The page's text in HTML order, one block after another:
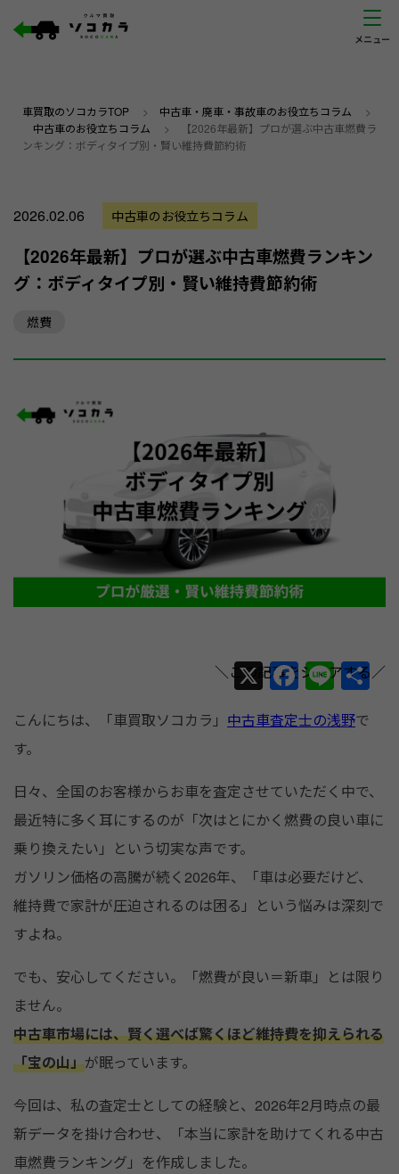
車買取のソコカラTOP > 中古車・廃車・事故車のお役立ちコラム >
中古車のお役立ちコラム >
【2026年最新】プロが選ぶ中古車燃費ラ
ンキング：ボディタイプ別・賢い維持費節約術
2026.02.06 中古車のお役立ちコラム
【2026年最新】プロが選ぶ中古車燃費ランキン
グ：ボディタイプ別・賢い維持費節約術
燃費
X F
a
c
b
o
k
Li
n
e
共
こんにちは、「車買取ソコカラ」 中古車査定士の浅野で
す。
日々、全国のお客様からお車を査定させていただく中で、
最近特に多く耳にするのが「次はとにかく燃費の良い車に
乗り換えたい」という切実な声です。
ガソリン価格の高騰が続く2026年、「車は必要だけど、
維持費で家計が圧迫されるのは困る」という悩みは深刻で
すよね。
でも、安心してください。「燃費が良い＝新車」とは限り
ません。
中古車市場には、賢く選べば驚くほど維持費を抑えられる
「宝の山」が眠っています。
今回は、私の査定士としての経験と、2026年2月時点の最
新データを掛け合わせ、「本当に家計を助けてくれる中古
車燃費ランキング」を作成しました。